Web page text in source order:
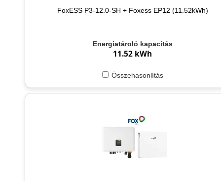
FoxESS P3-12.0-SH + Foxess EP12 (11.52kWh)
Energiatároló kapacitás
11.52 kWh
Összehasonlítás